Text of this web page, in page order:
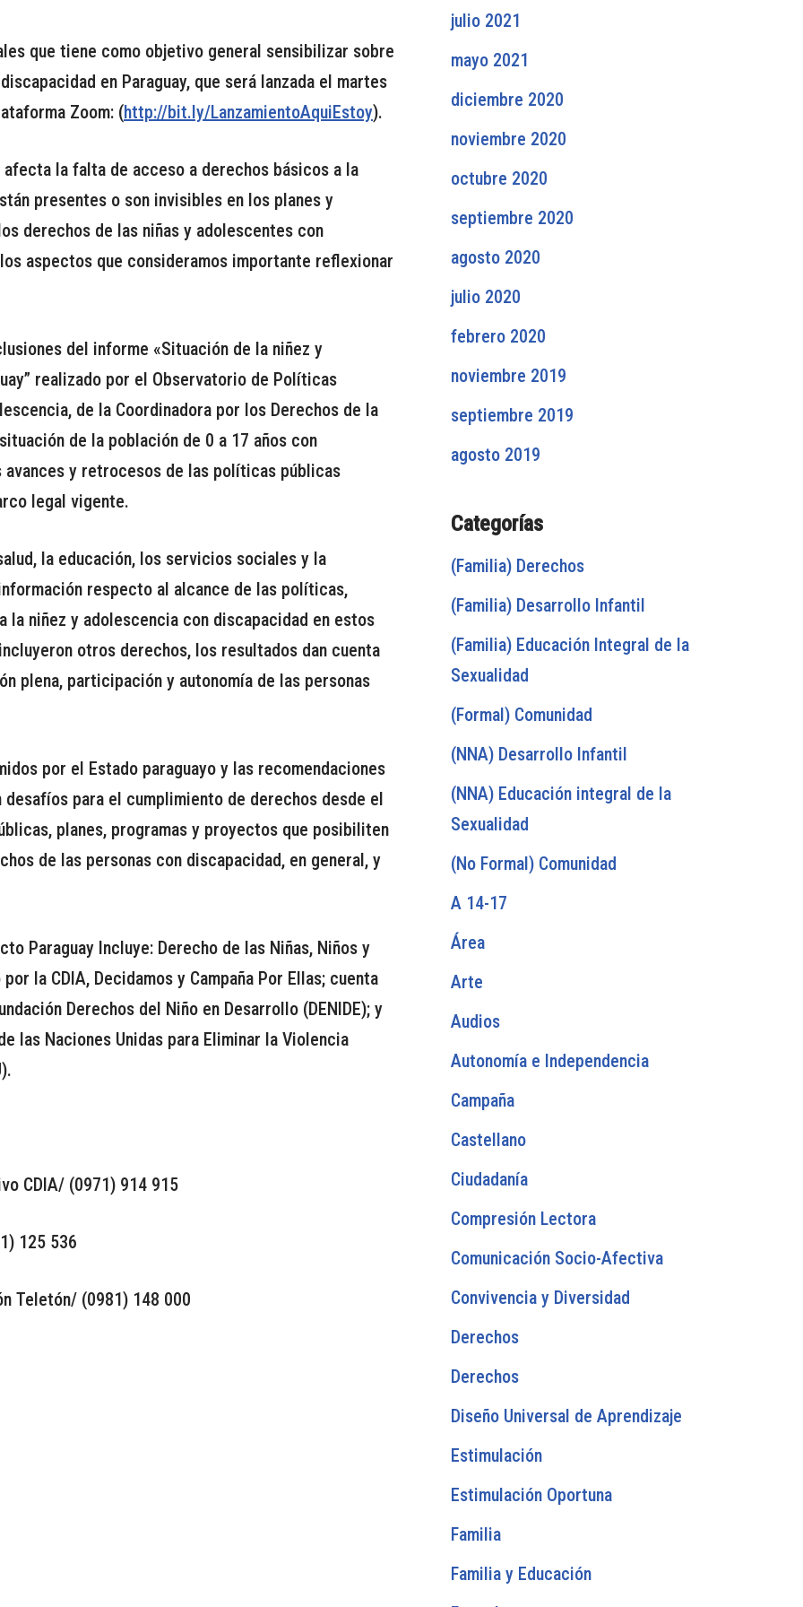
que tiene como objetivo general sensibilizar sobre
en Paraguay, que será lanzada el martes
Zoom: (http://bit.ly/LanzamientoAquiEstoy).
afecta la falta de acceso a derechos básicos a la
presentes o son invisibles en los planes y
derechos de las niñas y adolescentes con
aspectos que consideramos importante reflexionar
del informe «Situación de la niñez y
realizado por el Observatorio de Políticas
de la Coordinadora por los Derechos de la
de la población de 0 a 17 años con
avances y retrocesos de las políticas públicas
legal vigente.
la educación, los servicios sociales y la
respecto al alcance de las políticas,
la niñez y adolescencia con discapacidad en estos
otros derechos, los resultados dan cuenta
plena, participación y autonomía de las personas
por el Estado paraguayo y las recomendaciones
desafíos para el cumplimiento de derechos desde el
planes, programas y proyectos que posibiliten
de las personas con discapacidad, en general, y
Paraguay Incluye: Derecho de las Niñas, Niños y
la CDIA, Decidamos y Campaña Por Ellas; cuenta
Derechos del Niño en Desarrollo (DENIDE); y
las Naciones Unidas para Eliminar la Violencia
CDIA/ (0971) 914 915
125 536
Teletón/ (0981) 148 000
julio 2021
mayo 2021
diciembre 2020
noviembre 2020
octubre 2020
septiembre 2020
agosto 2020
julio 2020
febrero 2020
noviembre 2019
septiembre 2019
agosto 2019
Categorías
(Familia) Derechos
(Familia) Desarrollo Infantil
(Familia) Educación Integral de la
Sexualidad
(Formal) Comunidad
(NNA) Desarrollo Infantil
(NNA) Educación integral de la
Sexualidad
(No Formal) Comunidad
A 14-17
Área
Arte
Audios
Autonomía e Independencia
Campaña
Castellano
Ciudadanía
Compresión Lectora
Comunicación Socio-Afectiva
Convivencia y Diversidad
Derechos
Derechos
Diseño Universal de Aprendizaje
Estimulación
Estimulación Oportuna
Familia
Familia y Educación